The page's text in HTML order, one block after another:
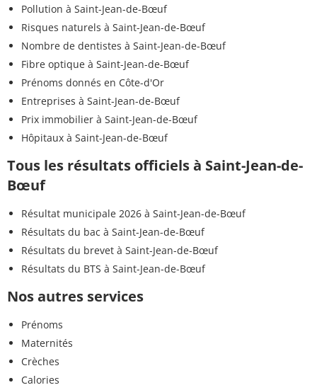
Pollution à Saint-Jean-de-Bœuf
Risques naturels à Saint-Jean-de-Bœuf
Nombre de dentistes à Saint-Jean-de-Bœuf
Fibre optique à Saint-Jean-de-Bœuf
Prénoms donnés en Côte-d'Or
Entreprises à Saint-Jean-de-Bœuf
Prix immobilier à Saint-Jean-de-Bœuf
Hôpitaux à Saint-Jean-de-Bœuf
Tous les résultats officiels à Saint-Jean-de-
Bœuf
Résultat municipale 2026 à Saint-Jean-de-Bœuf
Résultats du bac à Saint-Jean-de-Bœuf
Résultats du brevet à Saint-Jean-de-Bœuf
Résultats du BTS à Saint-Jean-de-Bœuf
Nos autres services
Prénoms
Maternités
Crèches
Calories